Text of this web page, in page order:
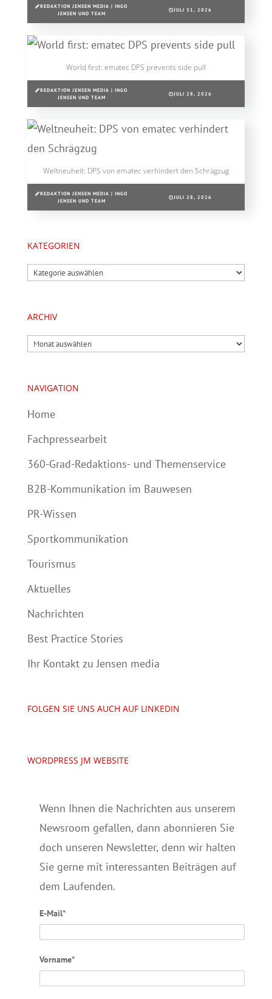
REDAKTION JENSEN MEDIA | INGO
JENSEN UND TEAM
JULI 31, 2026
World first: ematec DPS prevents side pull
REDAKTION JENSEN MEDIA | INGO
JENSEN UND TEAM
JULI 28, 2026
Weltneuheit: DPS von ematec verhindert den Schrägzug
REDAKTION JENSEN MEDIA | INGO
JENSEN UND TEAM
JULI 28, 2026
KATEGORIEN
Kategorien
ARCHIV
Archiv
NAVIGATION
Home
Fachpressearbeit
360-Grad-Redaktions- und Themenservice
B2B-Kommunikation im Bauwesen
PR-Wissen
Sportkommunikation
Tourismus
Aktuelles
Nachrichten
Best Practice Stories
Ihr Kontakt zu Jensen media
FOLGEN SIE UNS AUCH AUF LINKEDIN
WORDPRESS JM WEBSITE
Wenn Ihnen die Nachrichten aus unserem
Newsroom gefallen, dann abonnieren Sie
doch unseren Newsletter, denn wir halten
Sie gerne mit interessanten Beiträgen auf
dem Laufenden.
E-Mail*
Vorname*